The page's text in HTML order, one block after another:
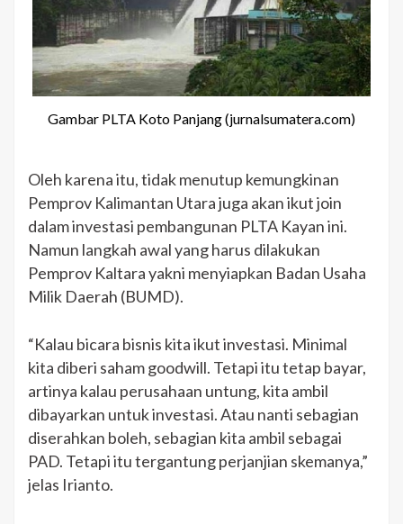
Gambar PLTA Koto Panjang (jurnalsumatera.com)
Oleh karena itu, tidak menutup kemungkinan
Pemprov Kalimantan Utara juga akan ikut join
dalam investasi pembangunan PLTA Kayan ini.
Namun langkah awal yang harus dilakukan
Pemprov Kaltara yakni menyiapkan Badan Usaha
Milik Daerah (BUMD).
“Kalau bicara bisnis kita ikut investasi. Minimal
kita diberi saham goodwill. Tetapi itu tetap bayar,
artinya kalau perusahaan untung, kita ambil
dibayarkan untuk investasi. Atau nanti sebagian
diserahkan boleh, sebagian kita ambil sebagai
PAD. Tetapi itu tergantung perjanjian skemanya,”
jelas Irianto.